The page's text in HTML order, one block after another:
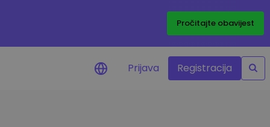
Pročitajte obavijest
Prijava Registracija